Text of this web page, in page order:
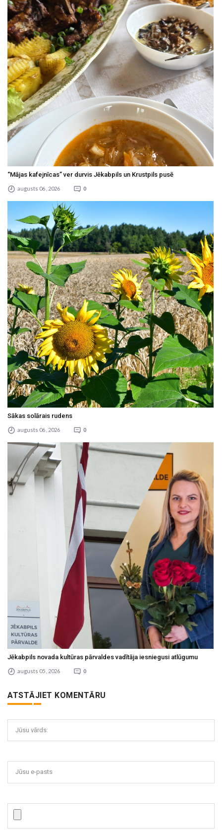
“Mājas kafejnīcas” ver durvis Jēkabpils un Krustpils pusē
augusts 06 , 2026 0
Sākas solārais rudens
augusts 06 , 2026 0
Jēkabpils novada kultūras pārvaldes vadītāja iesniegusi atlūgumu
augusts 05 , 2026 0
ATSTĀJIET KOMENTĀRU
Jūsu vārds:
Jūsu e-pasts